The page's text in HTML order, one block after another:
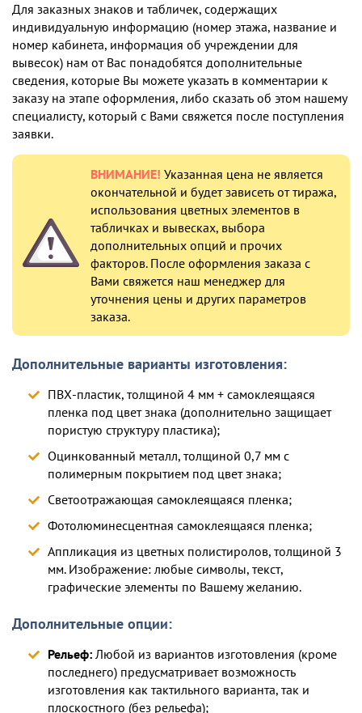
Для заказных знаков и табличек, содержащих
индивидуальную информацию (номер этажа, название и
номер кабинета, информация об учреждении для
вывесок) нам от Вас понадобятся дополнительные
сведения, которые Вы можете указать в комментарии к
заказу на этапе оформления, либо сказать об этом нашему
специалисту, который с Вами свяжется после поступления
заявки.
ВНИМАНИЕ! Указанная цена не является
окончательной и будет зависеть от тиража,
использования цветных элементов в
табличках и вывесках, выбора
дополнительных опций и прочих
факторов. После оформления заказа с
Вами свяжется наш менеджер для
уточнения цены и других параметров
заказа.
Дополнительные варианты изготовления:
ПВХ-пластик, толщиной 4 мм + самоклеящаяся
пленка под цвет знака (дополнительно защищает
пористую структуру пластика);
Оцинкованный металл, толщиной 0,7 мм с
полимерным покрытием под цвет знака;
Светоотражающая самоклеящаяся пленка;
Фотолюминесцентная самоклеящаяся пленка;
Аппликация из цветных полистиролов, толщиной 3
мм. Изображение: любые символы, текст,
графические элементы по Вашему желанию.
Дополнительные опции:
Рельеф: Любой из вариантов изготовления (кроме
последнего) предусматривает возможность
изготовления как тактильного варианта, так и
плоскостного (без рельефа);